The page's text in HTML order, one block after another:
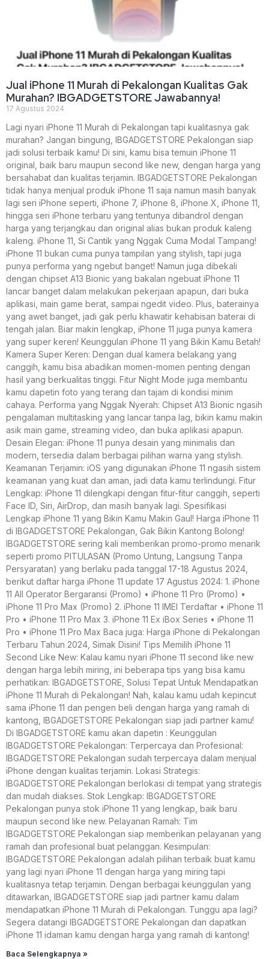
Jual iPhone 11 Murah di Pekalongan Kualitas Gak
Murahan? IBGADGETSTORE Jawabannya!
17 Agustus 2024
Lagi nyari iPhone 11 Murah di Pekalongan tapi kualitasnya gak
murahan? Jangan bingung, IBGADGETSTORE Pekalongan siap
jadi solusi terbaik kamu! Di sini, kamu bisa temuin iPhone 11
original, baik baru maupun second like new, dengan harga yang
bersahabat dan kualitas terjamin. IBGADGETSTORE Pekalongan
tidak hanya menjual produk iPhone 11 saja namun masih banyak
lagi seri iPhone seperti, iPhone 7, iPhone 8, iPhone X, iPhone 11,
hingga seri iPhone terbaru yang tentunya dibandrol dengan
harga yang terjangkau dan original alias bukan produk kaleng
kaleng. iPhone 11, Si Cantik yang Nggak Cuma Modal Tampang!
iPhone 11 bukan cuma punya tampilan yang stylish, tapi juga
punya performa yang ngebut banget! Namun juga dibekali
dengan chipset A13 Bionic yang bakalan ngebuat iPhone 11
lancar banget dalam melakukan pekerjaan apapun, dari buka
aplikasi, main game berat, sampai ngedit video. Plus, baterainya
yang awet banget, jadi gak perlu khawatir kehabisan baterai di
tengah jalan. Biar makin lengkap, iPhone 11 juga punya kamera
yang super keren! Keunggulan iPhone 11 yang Bikin Kamu Betah!
Kamera Super Keren: Dengan dual kamera belakang yang
canggih, kamu bisa abadikan momen-momen penting dengan
hasil yang berkualitas tinggi. Fitur Night Mode juga membantu
kamu dapetin foto yang terang dan tajam di kondisi minim
cahaya. Performa yang Nggak Nyerah: Chipset A13 Bionic ngasih
pengalaman multitasking yang lancar tanpa lag, bikin kamu makin
asik main game, streaming video, dan buka aplikasi apapun.
Desain Elegan: iPhone 11 punya desain yang minimalis dan
modern, tersedia dalam berbagai pilihan warna yang stylish.
Keamanan Terjamin: iOS yang digunakan iPhone 11 ngasih sistem
keamanan yang kuat dan aman, jadi data kamu terlindungi. Fitur
Lengkap: iPhone 11 dilengkapi dengan fitur-fitur canggih, seperti
Face ID, Siri, AirDrop, dan masih banyak lagi. Spesifikasi
Lengkap iPhone 11 yang Bikin Kamu Makin Gaul! Harga iPhone 11
di IBGADGETSTORE Pekalongan, Gak Bikin Kantong Bolong!
IBGADGETSTORE sering kali memberikan promo-promo menarik
seperti promo PITULASAN (Promo Untung, Langsung Tanpa
Persyaratan) yang berlaku pada tanggal 17-18 Agustus 2024,
berikut daftar harga iPhone 11 update 17 Agustus 2024: 1. iPhone
11 All Operator Bergaransi (Promo) • iPhone 11 Pro (Promo) •
iPhone 11 Pro Max (Promo) 2. iPhone 11 IMEI Terdaftar • iPhone 11
Pro • iPhone 11 Pro Max 3. iPhone 11 Ex iBox Series • iPhone 11
Pro • iPhone 11 Pro Max Baca juga: Harga iPhone di Pekalongan
Terbaru Tahun 2024, Simak Disini! Tips Memilih iPhone 11
Second Like New: Kalau kamu nyari iPhone 11 second like new
dengan harga lebih miring, ini beberapa tips yang bisa kamu
perhatikan: IBGADGETSTORE, Solusi Tepat Untuk Mendapatkan
iPhone 11 Murah di Pekalongan! Nah, kalau kamu udah kepincut
sama iPhone 11 dan pengen beli dengan harga yang ramah di
kantong, IBGADGETSTORE Pekalongan siap jadi partner kamu!
Di IBGADGETSTORE kamu akan dapetin : Keunggulan
IBGADGETSTORE Pekalongan: Terpercaya dan Profesional:
IBGADGETSTORE Pekalongan sudah terpercaya dalam menjual
iPhone dengan kualitas terjamin. Lokasi Strategis:
IBGADGETSTORE Pekalongan berlokasi di tempat yang strategis
dan mudah diakses. Stok Lengkap: IBGADGETSTORE
Pekalongan punya stok iPhone 11 yang lengkap, baik baru
maupun second like new. Pelayanan Ramah: Tim
IBGADGETSTORE Pekalongan siap memberikan pelayanan yang
ramah dan profesional buat pelanggan. Kesimpulan:
IBGADGETSTORE Pekalongan adalah pilihan terbaik buat kamu
yang lagi nyari iPhone 11 dengan harga yang miring tapi
kualitasnya tetap terjamin. Dengan berbagai keunggulan yang
ditawarkan, IBGADGETSTORE siap jadi partner kamu dalam
mendapatkan iPhone 11 Murah di Pekalongan. Tunggu apa lagi?
Segera datangi IBGADGETSTORE Pekalongan dan dapatkan
iPhone 11 idaman kamu dengan harga yang ramah di kantong!
Baca Selengkapnya »